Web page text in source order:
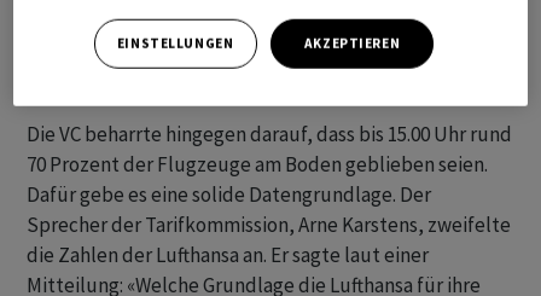
Lizenz aufrechterhalten.
VC zweifelt Lufthansa-Angaben an
Die VC beharrte hingegen darauf, dass bis 15.00 Uhr rund
70 Prozent der Flugzeuge am Boden geblieben seien.
Dafür gebe es eine solide Datengrundlage. Der
Sprecher der Tarifkommission, Arne Karstens, zweifelte
die Zahlen der Lufthansa an. Er sagte laut einer
Mitteilung: «Welche Grundlage die Lufthansa für ihre
EINSTELLUNGEN AKZEPTIEREN